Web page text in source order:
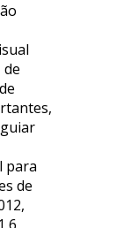
para
de